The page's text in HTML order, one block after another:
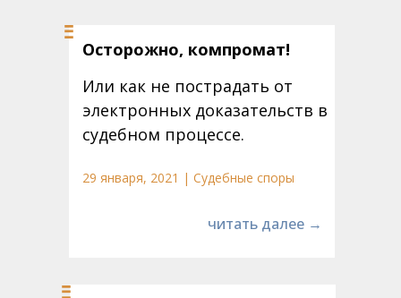
29 января, 2021 | Судебные споры
Осторожно, компромат!
читать далее →
Или как не пострадать от
электронных доказательств в
судебном процессе.